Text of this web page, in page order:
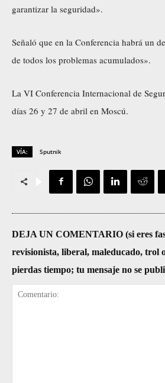
garantizar la seguridad».
Señaló que en la Conferencia habrá un
de todos los problemas acumulados».
La VI Conferencia Internacional de
días 26 y 27 de abril en Moscú.
VÍA: Sputnik
DEJA UN COMENTARIO (si eres
revisionista, liberal, maleducado, trol
pierdas tiempo; tu mensaje no se